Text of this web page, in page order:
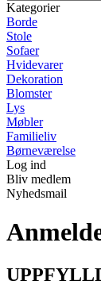
Kategorier
Borde
Stole
Sofaer
Hvidevarer
Dekoration
Blomster
Lys
Møbler
Familieliv
Børneværelse
Log ind
Bliv medlem
Nyhedsmail